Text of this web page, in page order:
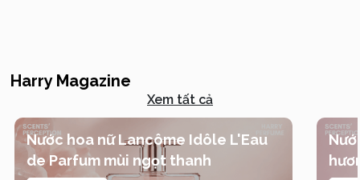
Harry Magazine
Xem tất cả
Nước hoa nữ Lancôme Idôle L'Eau
de Parfum mùi ngọt thanh